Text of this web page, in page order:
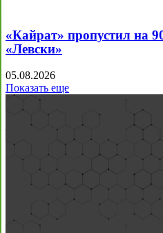
«Кайрат» пропустил на
«Левски»
05.08.2026
Показать еще